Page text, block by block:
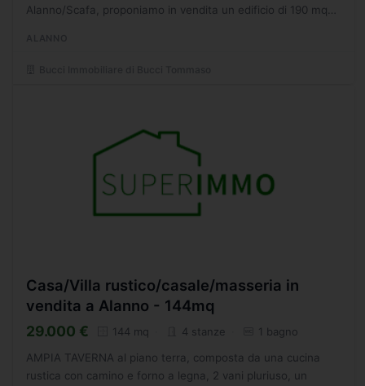
Alanno/Scafa, proponiamo in vendita un edificio di 190 mq
Casa/Villa rustico/casale/masseria in
vendita a Alanno - 144mq
29.000 € 144 mq 4 stanze 1 bagno
AMPIA TAVERNA al piano terra, composta da una cucina
rustica con camino e forno a legna, 2 vani pluriuso, un